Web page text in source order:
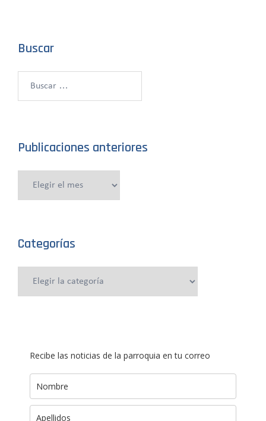
Buscar
Publicaciones anteriores
Categorías
Recibe las noticias de la parroquia en tu correo